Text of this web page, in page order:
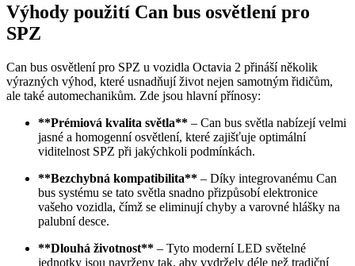
Výhody použití Can bus osvětlení pro
SPZ
Can bus osvětlení pro SPZ u vozidla Octavia 2 přináší několik
výrazných výhod, které usnadňují život nejen samotným řidičům,
ale také automechanikům. Zde jsou hlavní přínosy:
**Prémiová kvalita světla** – Can bus světla nabízejí velmi
jasné a homogenní osvětlení, které zajišťuje optimální
viditelnost SPZ při jakýchkoli podmínkách.
**Bezchybná kompatibilita** – Díky integrovanému Can
bus systému se tato světla snadno přizpůsobí elektronice
vašeho vozidla, čímž se eliminují chyby a varovné hlášky na
palubní desce.
**Dlouhá životnost** – Tyto moderní LED světelné
jednotky jsou navrženy tak, aby vydržely déle než tradiční